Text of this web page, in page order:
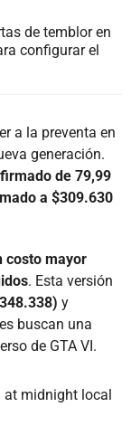
de temblor en
configurar el
a la preventa en
generación.
de 79,99
a $309.630
costo mayor
. Esta versión
y
buscan una
de GTA VI.
at midnight local